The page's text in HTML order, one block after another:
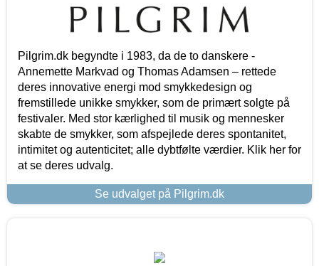
Pilgrim.dk begyndte i 1983, da de to danskere -
Annemette Markvad og Thomas Adamsen – rettede
deres innovative energi mod smykkedesign og
fremstillede unikke smykker, som de primært solgte på
festivaler. Med stor kærlighed til musik og mennesker
skabte de smykker, som afspejlede deres spontanitet,
intimitet og autenticitet; alle dybtfølte værdier. Klik her for
at se deres udvalg.
Se udvalget på Pilgrim.dk